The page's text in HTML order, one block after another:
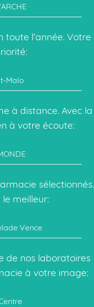
toute l’année. Votre
Malo
à distance. Avec la
à votre écoute:
sélectionnés.
meilleur:
Vence
de nos laboratoires
à votre image: